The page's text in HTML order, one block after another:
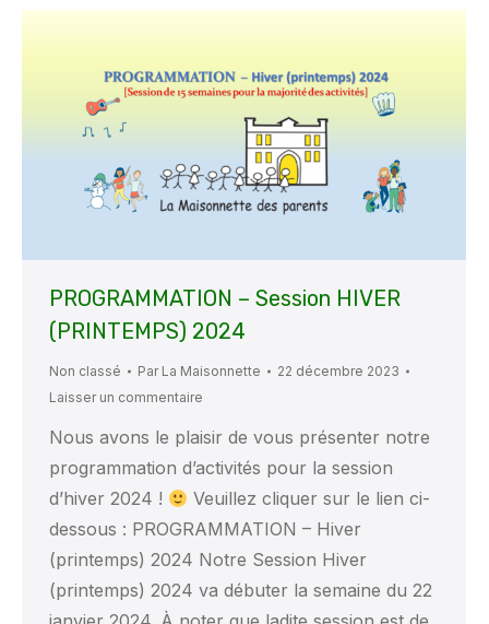
PROGRAMMATION – Session HIVER
(PRINTEMPS) 2024
Non classé Par La Maisonnette
22 décembre 2023
Laisser un commentaire
Nous avons le plaisir de vous présenter notre
programmation d’activités pour la session
d’hiver 2024 !
Veuillez cliquer sur le lien ci-
dessous : PROGRAMMATION – Hiver
(printemps) 2024 Notre Session Hiver
(printemps) 2024 va débuter la semaine du 22